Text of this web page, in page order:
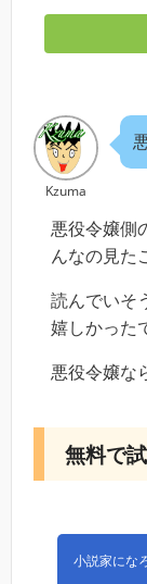
Kzuma
悪役令嬢側
んなの見た
読んでいそ
嬉しかった
悪役令嬢な
無料で
小説家にな